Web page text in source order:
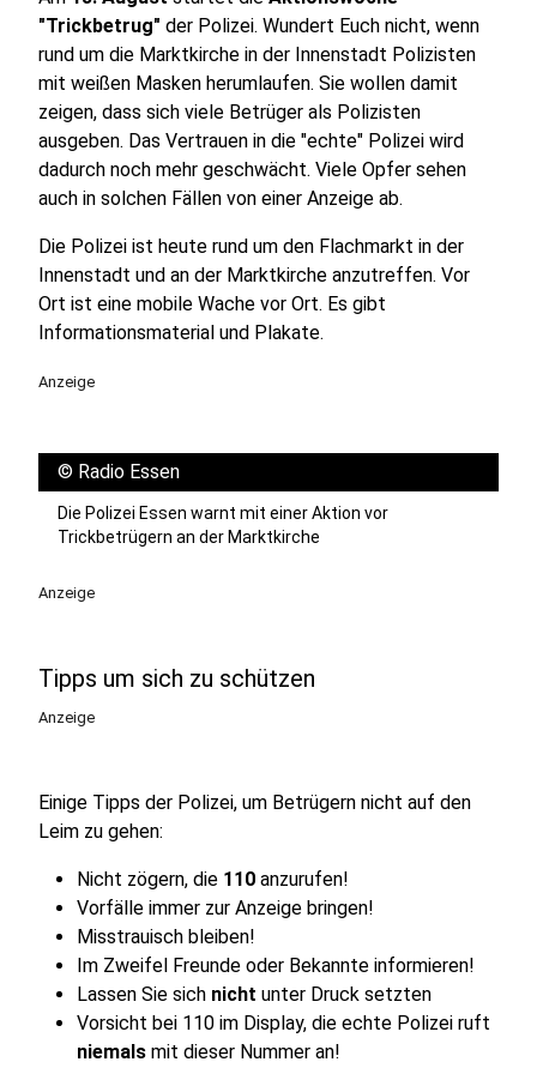
"Trickbetrug" der Polizei. Wundert Euch nicht, wenn
rund um die Marktkirche in der Innenstadt Polizisten
mit weißen Masken herumlaufen. Sie wollen damit
zeigen, dass sich viele Betrüger als Polizisten
ausgeben. Das Vertrauen in die "echte" Polizei wird
dadurch noch mehr geschwächt. Viele Opfer sehen
auch in solchen Fällen von einer Anzeige ab.
Die Polizei ist heute rund um den Flachmarkt in der
Innenstadt und an der Marktkirche anzutreffen. Vor
Ort ist eine mobile Wache vor Ort. Es gibt
Informationsmaterial und Plakate.
Anzeige
© Radio Essen
Die Polizei Essen warnt mit einer Aktion vor
Trickbetrügern an der Marktkirche
Anzeige
Tipps um sich zu schützen
Anzeige
Einige Tipps der Polizei, um Betrügern nicht auf den
Leim zu gehen:
Nicht zögern, die 110 anzurufen!
Vorfälle immer zur Anzeige bringen!
Misstrauisch bleiben!
Im Zweifel Freunde oder Bekannte informieren!
Lassen Sie sich nicht unter Druck setzten
Vorsicht bei 110 im Display, die echte Polizei ruft
niemals mit dieser Nummer an!